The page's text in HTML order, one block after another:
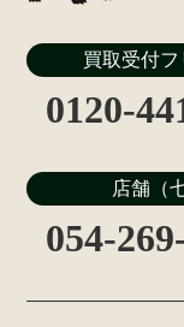
買取受付
0120-
店舗（
054-